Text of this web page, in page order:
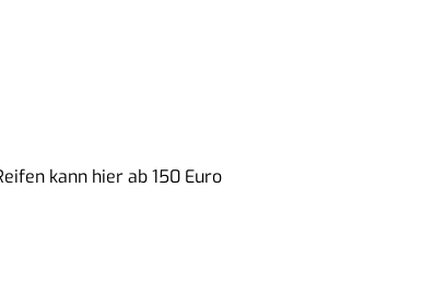
kann hier ab 150 Euro